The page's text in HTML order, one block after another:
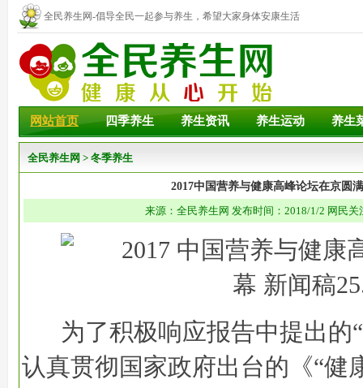
全民养生网-倡导全民一起参与养生，希望大家身体安康生活
幸福！
网站首页 四季养生 养生资讯 养生运动 养生
全民养生网 > 冬季养生
2017中国营养与健康高峰论坛在京圆
来源：全民养生网 发布时间：2018/1/2 网民关
为了积极响应报告中提出的
认真贯彻国家政府出台的《“健